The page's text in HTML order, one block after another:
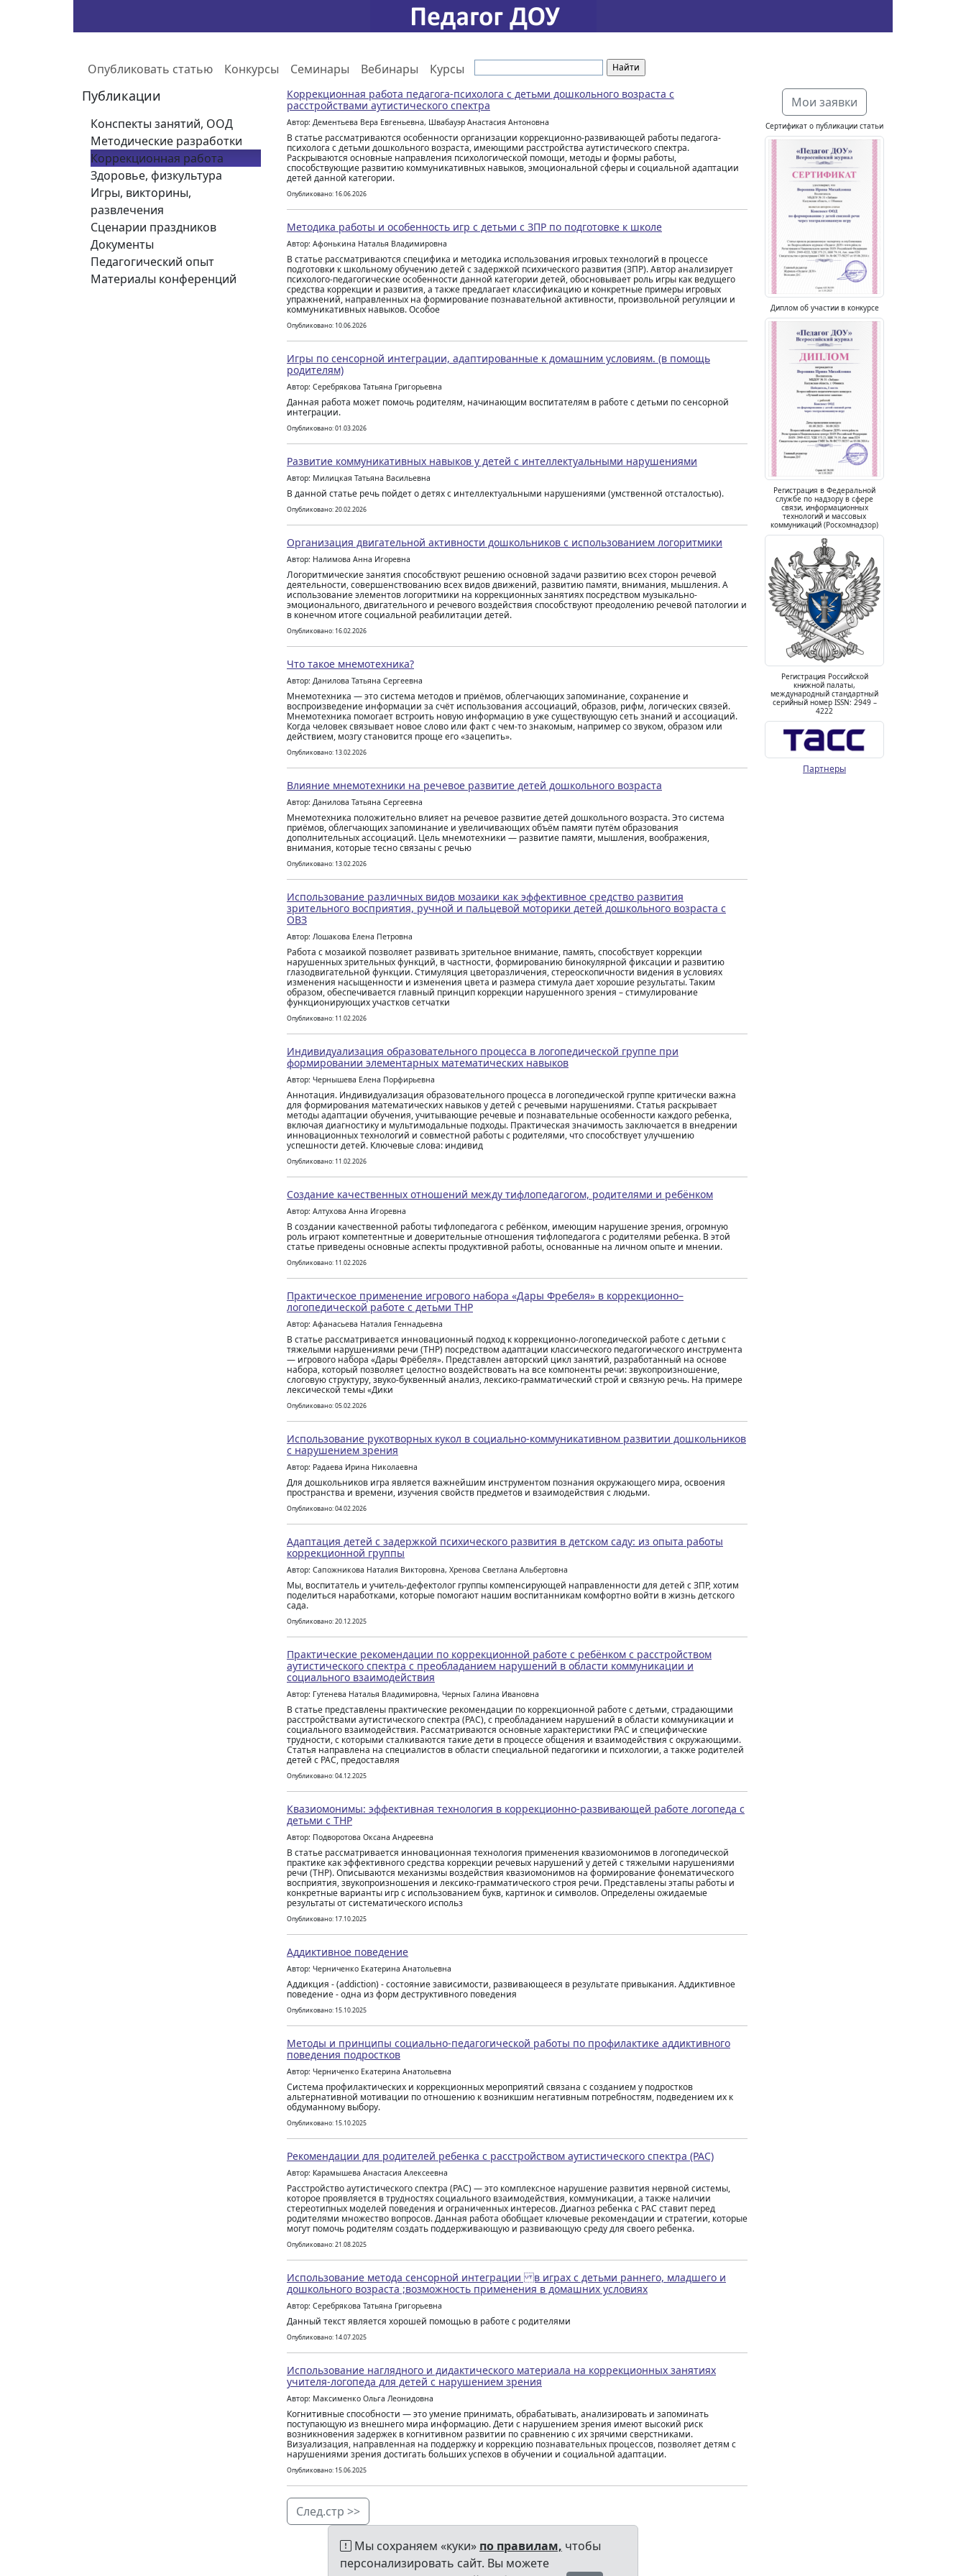
Опубликовать статью Конкурсы Семинары Вебинары Курсы
Публикации
Конспекты занятий, ООД
Методические разработки
Коррекционная работа
Здоровье, физкультура
Игры, викторины,
развлечения
Сценарии праздников
Документы
Педагогический опыт
Материалы конференций
Коррекционная работа педагога-психолога с детьми дошкольного возраста с
расстройствами аутистического спектра
Автор: Дементьева Вера Евгеньевна, Швабауэр Анастасия Антоновна
В статье рассматриваются особенности организации коррекционно-развивающей работы педагога-
психолога с детьми дошкольного возраста, имеющими расстройства аутистического спектра.
Раскрываются основные направления психологической помощи, методы и формы работы,
способствующие развитию коммуникативных навыков, эмоциональной сферы и социальной адаптации
детей данной категории.
Опубликовано: 16.06.2026
Методика работы и особенность игр с детьми с ЗПР по подготовке к школе
Автор: Афонькина Наталья Владимировна
В статье рассматриваются специфика и методика использования игровых технологий в процессе
подготовки к школьному обучению детей с задержкой психического развития (ЗПР). Автор анализирует
психолого-педагогические особенности данной категории детей, обосновывает роль игры как ведущего
средства коррекции и развития, а также предлагает классификацию и конкретные примеры игровых
упражнений, направленных на формирование познавательной активности, произвольной регуляции и
коммуникативных навыков. Особое
Опубликовано: 10.06.2026
Игры по сенсорной интеграции, адаптированные к домашним условиям. (в помощь
родителям)
Автор: Серебрякова Татьяна Григорьевна
Данная работа может помочь родителям, начинающим воспитателям в работе с детьми по сенсорной
интеграции.
Опубликовано: 01.03.2026
Развитие коммуникативных навыков у детей с интеллектуальными нарушениями
Автор: Милицкая Татьяна Васильевна
В данной статье речь пойдет о детях с интеллектуальными нарушениями (умственной отсталостью).
Опубликовано: 20.02.2026
Организация двигательной активности дошкольников с использованием логоритмики
Автор: Налимова Анна Игоревна
Логоритмические занятия способствуют решению основной задачи развитию всех сторон речевой
деятельности, совершенствованию всех видов движений, развитию памяти, внимания, мышления. А
использование элементов логоритмики на коррекционных занятиях посредством музыкально-
эмоционального, двигательного и речевого воздействия способствуют преодолению речевой патологии и
в конечном итоге социальной реабилитации детей.
Опубликовано: 16.02.2026
Что такое мнемотехника?
Автор: Данилова Татьяна Сергеевна
Мнемотехника — это система методов и приёмов, облегчающих запоминание, сохранение и
воспроизведение информации за счёт использования ассоциаций, образов, рифм, логических связей.
Мнемотехника помогает встроить новую информацию в уже существующую сеть знаний и ассоциаций.
Когда человек связывает новое слово или факт с чем-то знакомым, например со звуком, образом или
действием, мозгу становится проще его «зацепить».
Опубликовано: 13.02.2026
Влияние мнемотехники на речевое развитие детей дошкольного возраста
Автор: Данилова Татьяна Сергеевна
Мнемотехника положительно влияет на речевое развитие детей дошкольного возраста. Это система
приёмов, облегчающих запоминание и увеличивающих объём памяти путём образования
дополнительных ассоциаций. Цель мнемотехники — развитие памяти, мышления, воображения,
внимания, которые тесно связаны с речью
Опубликовано: 13.02.2026
Использование различных видов мозаики как эффективное средство развития
зрительного восприятия, ручной и пальцевой моторики детей дошкольного возраста с
ОВЗ
Автор: Лошакова Елена Петровна
Работа с мозаикой позволяет развивать зрительное внимание, память, способствует коррекции
нарушенных зрительных функций, в частности, формированию бинокулярной фиксации и развитию
глазодвигательной функции. Стимуляция цветоразличения, стереоскопичности видения в условиях
изменения насыщенности и изменения цвета и размера стимула дает хорошие результаты. Таким
образом, обеспечивается главный принцип коррекции нарушенного зрения – стимулирование
функционирующих участков сетчатки
Опубликовано: 11.02.2026
Индивидуализация образовательного процесса в логопедической группе при
формировании элементарных математических навыков
Автор: Чернышева Елена Порфирьевна
Аннотация. Индивидуализация образовательного процесса в логопедической группе критически важна
для формирования математических навыков у детей с речевыми нарушениями. Статья раскрывает
методы адаптации обучения, учитывающие речевые и познавательные особенности каждого ребенка,
включая диагностику и мультимодальные подходы. Практическая значимость заключается в внедрении
инновационных технологий и совместной работы с родителями, что способствует улучшению
успешности детей. Ключевые слова: индивид
Опубликовано: 11.02.2026
Создание качественных отношений между тифлопедагогом, родителями и ребёнком
Автор: Алтухова Анна Игоревна
В создании качественной работы тифлопедагога с ребёнком, имеющим нарушение зрения, огромную
роль играют компетентные и доверительные отношения тифлопедагога с родителями ребенка. В этой
статье приведены основные аспекты продуктивной работы, основанные на личном опыте и мнении.
Опубликовано: 11.02.2026
Практическое применение игрового набора «Дары Фребеля» в коррекционно–
логопедической работе с детьми ТНР
Автор: Афанасьева Наталия Геннадьевна
В статье рассматривается инновационный подход к коррекционно-логопедической работе с детьми с
тяжелыми нарушениями речи (ТНР) посредством адаптации классического педагогического инструмента
— игрового набора «Дары Фрёбеля». Представлен авторский цикл занятий, разработанный на основе
набора, который позволяет целостно воздействовать на все компоненты речи: звукопроизношение,
слоговую структуру, звуко-буквенный анализ, лексико-грамматический строй и связную речь. На примере
лексической темы «Дики
Опубликовано: 05.02.2026
Использование рукотворных кукол в социально-коммуникативном развитии дошкольников
с нарушением зрения
Автор: Радаева Ирина Николаевна
Для дошкольников игра является важнейшим инструментом познания окружающего мира, освоения
пространства и времени, изучения свойств предметов и взаимодействия с людьми.
Опубликовано: 04.02.2026
Адаптация детей с задержкой психического развития в детском саду: из опыта работы
коррекционной группы
Автор: Сапожникова Наталия Викторовна, Хренова Светлана Альбертовна
Мы, воспитатель и учитель-дефектолог группы компенсирующей направленности для детей с ЗПР, хотим
поделиться наработками, которые помогают нашим воспитанникам комфортно войти в жизнь детского
сада.
Опубликовано: 20.12.2025
Практические рекомендации по коррекционной работе с ребёнком с расстройством
аутистического спектра с преобладанием нарушений в области коммуникации и
социального взаимодействия
Автор: Гутенева Наталья Владимировна, Черных Галина Ивановна
В статье представлены практические рекомендации по коррекционной работе с детьми, страдающими
расстройствами аутистического спектра (РАС), с преобладанием нарушений в области коммуникации и
социального взаимодействия. Рассматриваются основные характеристики РАС и специфические
трудности, с которыми сталкиваются такие дети в процессе общения и взаимодействия с окружающими.
Статья направлена на специалистов в области специальной педагогики и психологии, а также родителей
детей с РАС, предоставляя
Опубликовано: 04.12.2025
Квазиомонимы: эффективная технология в коррекционно-развивающей работе логопеда с
детьми с ТНР
Автор: Подворотова Оксана Андреевна
В статье рассматривается инновационная технология применения квазиомонимов в логопедической
практике как эффективного средства коррекции речевых нарушений у детей с тяжелыми нарушениями
речи (ТНР). Описываются механизмы воздействия квазиомонимов на формирование фонематического
восприятия, звукопроизношения и лексико-грамматического строя речи. Представлены этапы работы и
конкретные варианты игр с использованием букв, картинок и символов. Определены ожидаемые
результаты от систематического использ
Опубликовано: 17.10.2025
Аддиктивное поведение
Автор: Черниченко Екатерина Анатольевна
Аддикция - (addiction) - состояние зависимости, развивающееся в результате привыкания. Аддиктивное
поведение - одна из форм деструктивного поведения
Опубликовано: 15.10.2025
Методы и принципы социально-педагогической работы по профилактике аддиктивного
поведения подростков
Автор: Черниченко Екатерина Анатольевна
Система профилактических и коррекционных мероприятий связана с созданием у подростков
альтернативной мотивации по отношению к возникшим негативным потребностям, подведением их к
обдуманному выбору.
Опубликовано: 15.10.2025
Рекомендации для родителей ребенка с расстройством аутистического спектра (РАС)
Автор: Карамышева Анастасия Алексеевна
Расстройство аутистического спектра (РАС) — это комплексное нарушение развития нервной системы,
которое проявляется в трудностях социального взаимодействия, коммуникации, а также наличии
стереотипных моделей поведения и ограниченных интересов. Диагноз ребенка с РАС ставит перед
родителями множество вопросов. Данная работа обобщает ключевые рекомендации и стратегии, которые
могут помочь родителям создать поддерживающую и развивающую среду для своего ребенка.
Опубликовано: 21.08.2025
Использование метода сенсорной интеграции в играх с детьми раннего, младшего и
дошкольного возраста ;возможность применения в домашних условиях
Автор: Серебрякова Татьяна Григорьевна
Данный текст является хорошей помощью в работе с родителями
Опубликовано: 14.07.2025
Использование наглядного и дидактического материала на коррекционных занятиях
учителя-логопеда для детей с нарушением зрения
Автор: Максименко Ольга Леонидовна
Когнитивные способности — это умение принимать, обрабатывать, анализировать и запоминать
поступающую из внешнего мира информацию. Дети с нарушением зрения имеют высокий риск
возникновения задержек в когнитивном развитии по сравнению с их зрячими сверстниками.
Визуализация, направленная на поддержку и коррекцию познавательных процессов, позволяет детям с
нарушениями зрения достигать больших успехов в обучении и социальной адаптации.
Опубликовано: 15.06.2025
След.стр >>
Мои заявки
Сертификат о публикации статьи
Диплом об участии в конкурсе
Регистрация в Федеральной
службе по надзору в сфере
связи, информационных
технологий и массовых
коммуникаций (Роскомнадзор)
Регистрация Российской
книжной палаты,
международный стандартный
серийный номер ISSN: 2949 –
4222
Партнеры
Мы сохраняем «куки» по правилам, чтобы
персонализировать сайт. Вы можете